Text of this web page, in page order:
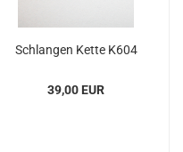
Schlan­gen Kette K604
39,00 EUR